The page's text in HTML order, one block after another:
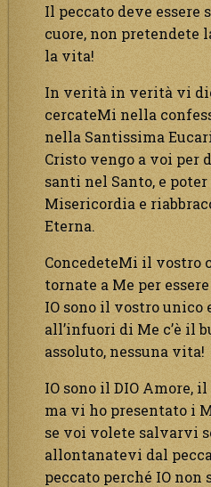
Il peccato deve essere
cuore, non pretendete
la vita!
In verità in verità vi
cercateMi nella
nella Santissima
Cristo vengo a voi per
santi nel Santo, e
Misericordia e
Eterna.
ConcedeteMi il vostro
tornate a Me per
IO sono il vostro unico
all’infuori di Me c’è il
assoluto, nessuna vita!
IO sono il DIO Amore,
ma vi ho presentato i
se voi volete salvarvi
allontanatevi dal
peccato perché IO non